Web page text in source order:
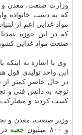
وزارت صنعت، معدن و
كه به دست خانواده
مواد غذایی اعم از
كه در این حوزه
صنعت مواد غذایی
وی با اشاره به
این واحد تولیدی قول
در حال حاضر كمتر
توجه به دانش فنی و
كسب كردند و مشاركت
وزیر صنعت، معدن و
و ۸۰۰ میلیون
جعبه